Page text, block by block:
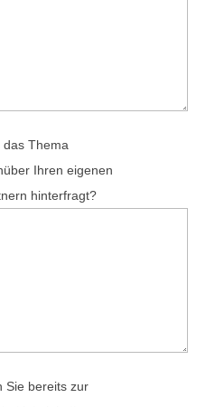
das Thema
Ihren eigenen
hinterfragt?
Sie bereits zur